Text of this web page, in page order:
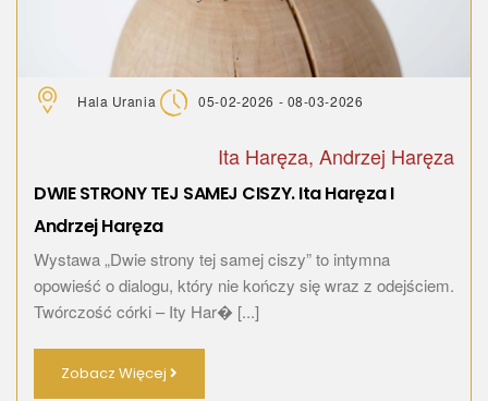
Hala Urania 05-02-2026 - 08-03-2026
Ita Haręza, Andrzej Haręza
DWIE STRONY TEJ SAMEJ CISZY. Ita Haręza I
Andrzej Haręza
Wystawa „Dwie strony tej samej ciszy” to intymna
opowieść o dialogu, który nie kończy się wraz z odejściem.
Twórczość córki – Ity Har� [...]
Zobacz Więcej